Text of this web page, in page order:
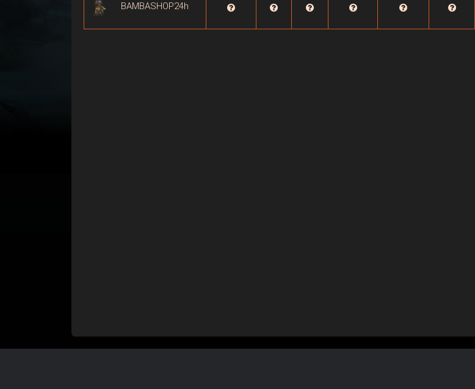
BAMBASHOP24h 